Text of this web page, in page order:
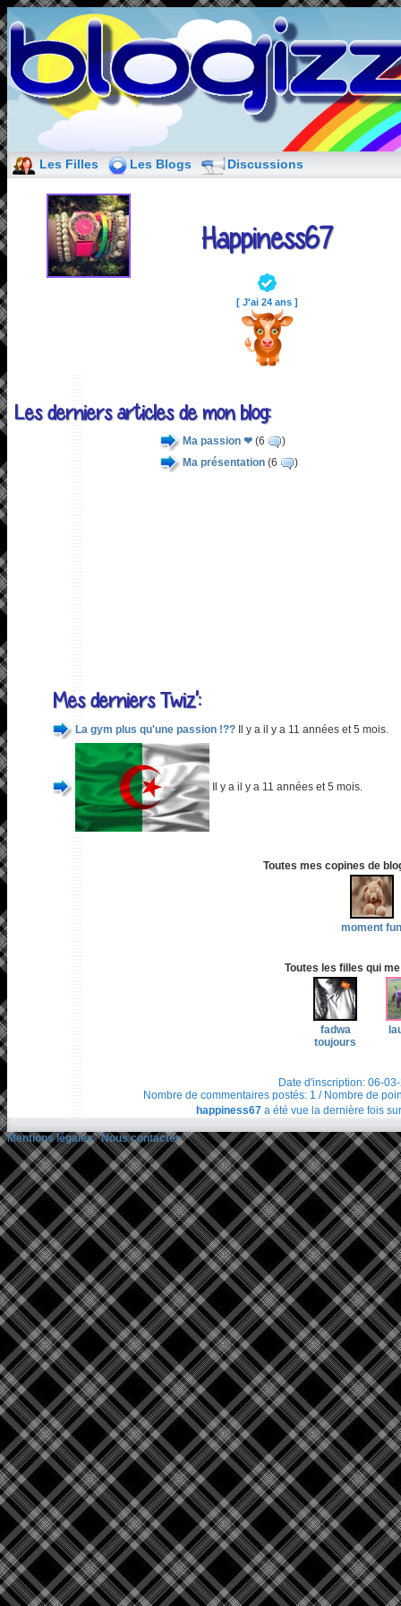
Les Filles Les Blogs Discussions
Happiness67
[ J'ai 24 ans ]
Les derniers articles de mon blog:
Ma passion ❤ (6
)
Ma présentation (6 )
Mes derniers Twiz':
La gym plus qu'une passion !?? Il y a il y a 11 années et 5 mois.
Il y a il y a 11 années et 5 mois.
Toutes mes copines de
moment fun
Toutes les filles qui
fadwa
toujours
Date d'inscription: 06-
Nombre de commentaires postés: 1 / Nombre de
happiness67 a été vue la dernière fois
Mentions légales/Nous contacter